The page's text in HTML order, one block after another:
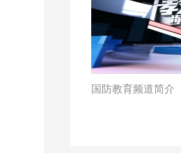
国防教育频道简介